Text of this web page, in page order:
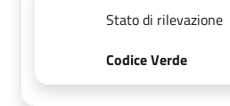
Stato di rilevazione
Codice Verde